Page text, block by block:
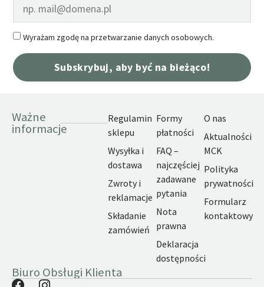
Wyrażam zgodę na przetwarzanie danych osobowych.
Subskrybuj, aby być na bieżąco!
Ważne
informacje
Regulamin
sklepu
Wysyłka i
dostawa
Zwroty i
reklamacje
Składanie
zamówień
Formy
płatności
FAQ –
najczęściej
zadawane
pytania
Nota
prawna
Deklaracja
dostępności
O nas
Aktualności
MCK
Polityka
prywatności
Formularz
kontaktowy
Biuro Obsługi Klienta